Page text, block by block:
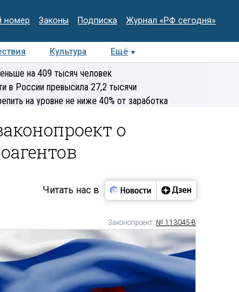
номер Законы Подписка Журнал «РФ сегодня»
Культура Ещё
Интервью Колумнисты
на 409 тысяч человек
в России превысила 27,2 тысячи
на уровне не ниже 40% от заработка
о
Читать нас в
Законопроект: № 113045-8